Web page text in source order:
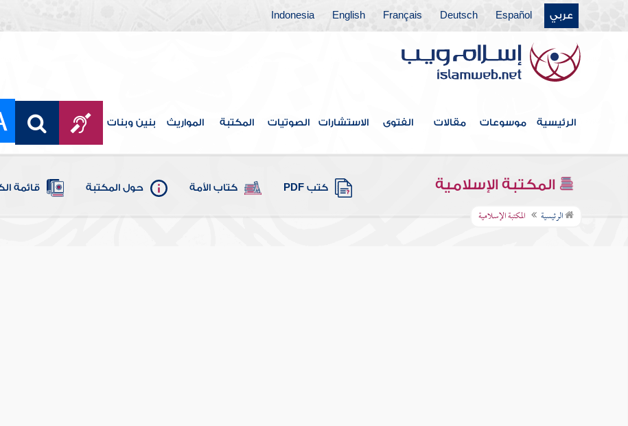
عربي Español
Deutsch
Français
English
Indonesia
الرئيسية موسوعات مقالات الفتوى الاستشارات الصوتيات المكتبة المواريث بنين وبنات
المكتبة الإسلامية كتب PDF كتاب الأمة حول المكتبة قائمة
الرئيسية المكتبة الإسلامية